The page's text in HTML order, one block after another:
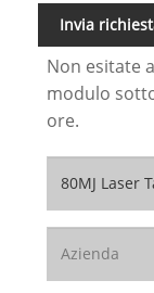
Invia
Non esitate
modulo
ore.